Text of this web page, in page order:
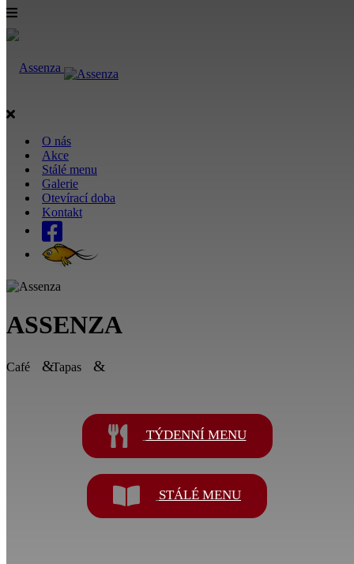
O nás
Akce
Stálé menu
Galerie
Otevírací doba
Kontakt
ASSENZA
Café Tapas
TÝDENNÍ MENU
STÁLÉ MENU